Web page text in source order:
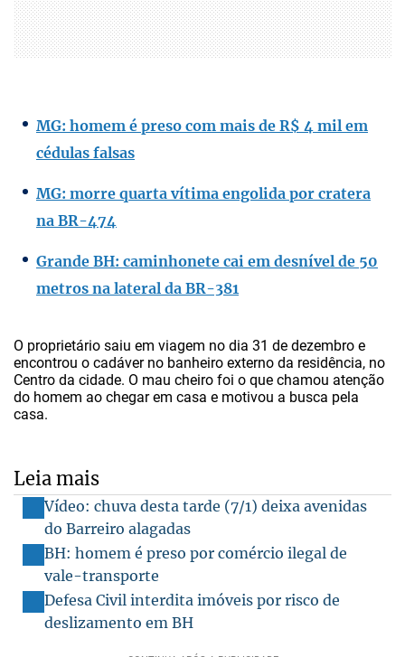
MG: homem é preso com mais de R$ 4 mil em
cédulas falsas
MG: morre quarta vítima engolida por cratera
na BR-474
Grande BH: caminhonete cai em desnível de 50
metros na lateral da BR-381
O proprietário saiu em viagem no dia 31 de dezembro e
encontrou o cadáver no banheiro externo da residência, no
Centro da cidade. O mau cheiro foi o que chamou atenção
do homem ao chegar em casa e motivou a busca pela
casa.
Leia mais
Vídeo: chuva desta tarde (7/1) deixa avenidas
do Barreiro alagadas
BH: homem é preso por comércio ilegal de
vale-transporte
Defesa Civil interdita imóveis por risco de
deslizamento em BH